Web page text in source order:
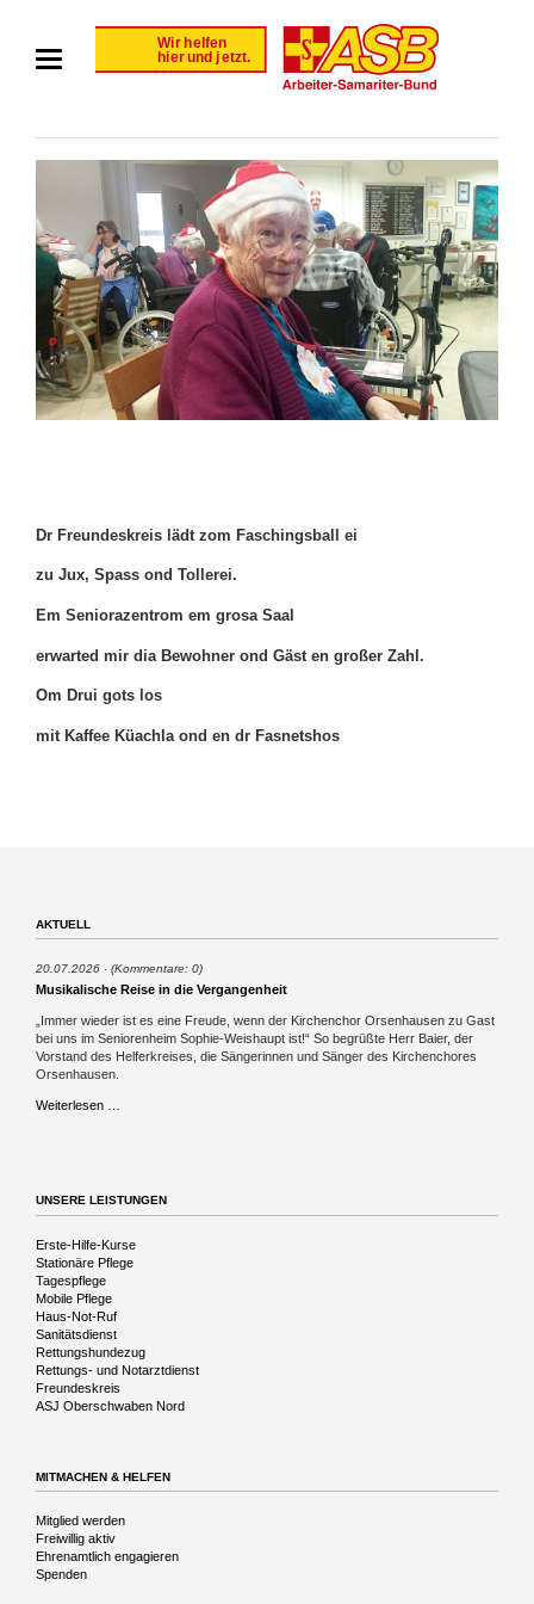
Dr Freundeskreis lädt zom Faschingsball ei
zu Jux, Spass ond Tollerei.
Em Seniorazentrom em grosa Saal
erwarted mir dia Bewohner ond Gäst en großer Zahl.
Om Drui gots los
mit Kaffee Küachla ond en dr Fasnetshos
AKTUELL
20.07.2026 (Kommentare: 0)
Musikalische Reise in die Vergangenheit
„Immer wieder ist es eine Freude, wenn der Kirchenchor Orsenhausen zu Gast
bei uns im Seniorenheim Sophie-Weishaupt ist!“ So begrüßte Herr Baier, der
Vorstand des Helferkreises, die Sängerinnen und Sänger des Kirchenchores
Orsenhausen.
Weiterlesen …
UNSERE LEISTUNGEN
Navigation
überspringen
Erste-Hilfe-Kurse
Stationäre Pflege
Tagespflege
Mobile Pflege
Haus-Not-Ruf
Sanitätsdienst
Rettungshundezug
Rettungs- und Notarztdienst
Freundeskreis
ASJ Oberschwaben Nord
MITMACHEN & HELFEN
Navigation
überspringen
Mitglied werden
Freiwillig aktiv
Ehrenamtlich engagieren
Spenden